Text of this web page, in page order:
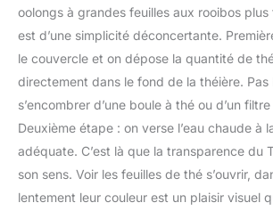
oolongs à grandes feuilles aux rooibos
est d’une simplicité déconcertante.
le couvercle et on dépose la quantité de
directement dans le fond de la théière. Pas
s’encombrer d’une boule à thé ou d’un
Deuxième étape : on verse l’eau chaude à
adéquate. C’est là que la transparence du
son sens. Voir les feuilles de thé s’ouvrir,
lentement leur couleur est un plaisir visuel